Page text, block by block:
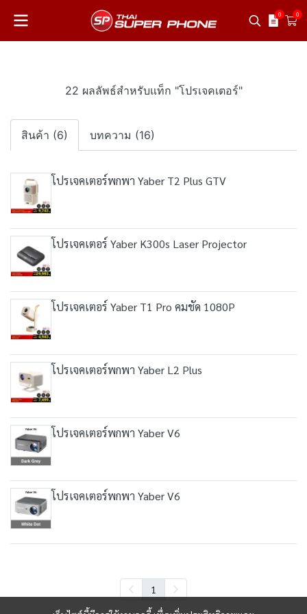
0 0
22 ผลลัพธ์สำหรับแท็ก "โปรเจคเตอร์"
สินค้า (6) บทความ (16)
โปรเจคเตอร์พกพา Yaber T2 Plus GTV
โปรเจคเตอร์ Yaber K300s Laser Projector
โปรเจคเตอร์ Yaber T1 Pro คมชัด 1080P
โปรเจคเตอร์พกพา Yaber L2 Plus
โปรเจคเตอร์พกพา Yaber V6
โปรเจคเตอร์พกพา Yaber V6
1